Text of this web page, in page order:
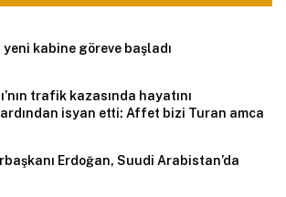
yeni kabine göreve başladı
trafik kazasında hayatını
isyan etti: Affet bizi Turan amca
Erdoğan, Suudi Arabistan’da